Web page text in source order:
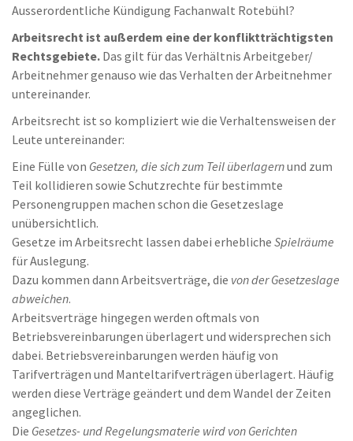
Ausserordentliche Kündigung Fachanwalt Rotebühl?
Arbeitsrecht ist außerdem eine der konfliktträchtigsten
Rechtsgebiete. Das gilt für das Verhältnis Arbeitgeber/
Arbeitnehmer genauso wie das Verhalten der Arbeitnehmer
untereinander.
Arbeitsrecht ist so kompliziert wie die Verhaltensweisen der
Leute untereinander:
Eine Fülle von Gesetzen, die sich zum Teil überlagernund zum
Teil kollidieren sowie Schutzrechte für bestimmte
Personengruppen machen schon die Gesetzeslage
unübersichtlich.
Gesetze im Arbeitsrecht lassen dabei erhebliche Spielräume
für Auslegung.
Dazu kommen dann Arbeitsverträge, die von der Gesetzeslage
abweichen.
Arbeitsverträge hingegen werden oftmals von
Betriebsvereinbarungen überlagert und widersprechen sich
dabei. Betriebsvereinbarungen werden häufig von
Tarifverträgen und Manteltarifverträgen überlagert. Häufig
werden diese Verträge geändert und dem Wandel der Zeiten
angeglichen.
Die Gesetzes- und Regelungsmaterie wird von Gerichten